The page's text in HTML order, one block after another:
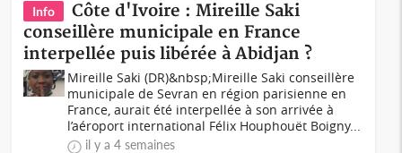
Info
Côte d'Ivoire : Mireille Saki
conseillère municipale en France
interpellée puis libérée à Abidjan ?
Mireille Saki (DR)&nbsp;Mireille Saki conseillère
municipale de Sevran en région parisienne en
France, aurait été interpellée à son arrivée à
l’aéroport international Félix Houphouët Boigny...
il y a 4 semaines